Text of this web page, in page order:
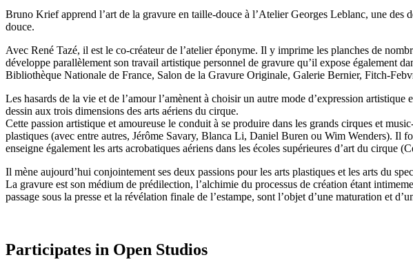
Bruno Krief apprend l’art de la gravure en taille-douce à l’Atelier Georges Leblanc, une
douce.
Avec René Tazé, il est le co-créateur de l’atelier éponyme. Il y imprime les planches de
développe parallèlement son travail artistique personnel de gravure qu’il expose également
Bibliothèque Nationale de France, Salon de la Gravure Originale, Galerie Bernier, Fitch-
Les hasards de la vie et de l’amour l’amènent à choisir un autre mode d’expression
dessin aux trois dimensions des arts aériens du cirque.
Cette passion artistique et amoureuse le conduit à se produire dans les grands cirques et
plastiques (avec entre autres, Jérôme Savary, Blanca Li, Daniel Buren ou Wim Wenders). Il
enseigne également les arts acrobatiques aériens dans les écoles supérieures d’art du
Il mène aujourd’hui conjointement ses deux passions pour les arts plastiques et les arts du
La gravure est son médium de prédilection, l’alchimie du processus de création étant
passage sous la presse et la révélation finale de l’estampe, sont l’objet d’une maturation et
Participates in Open Studios